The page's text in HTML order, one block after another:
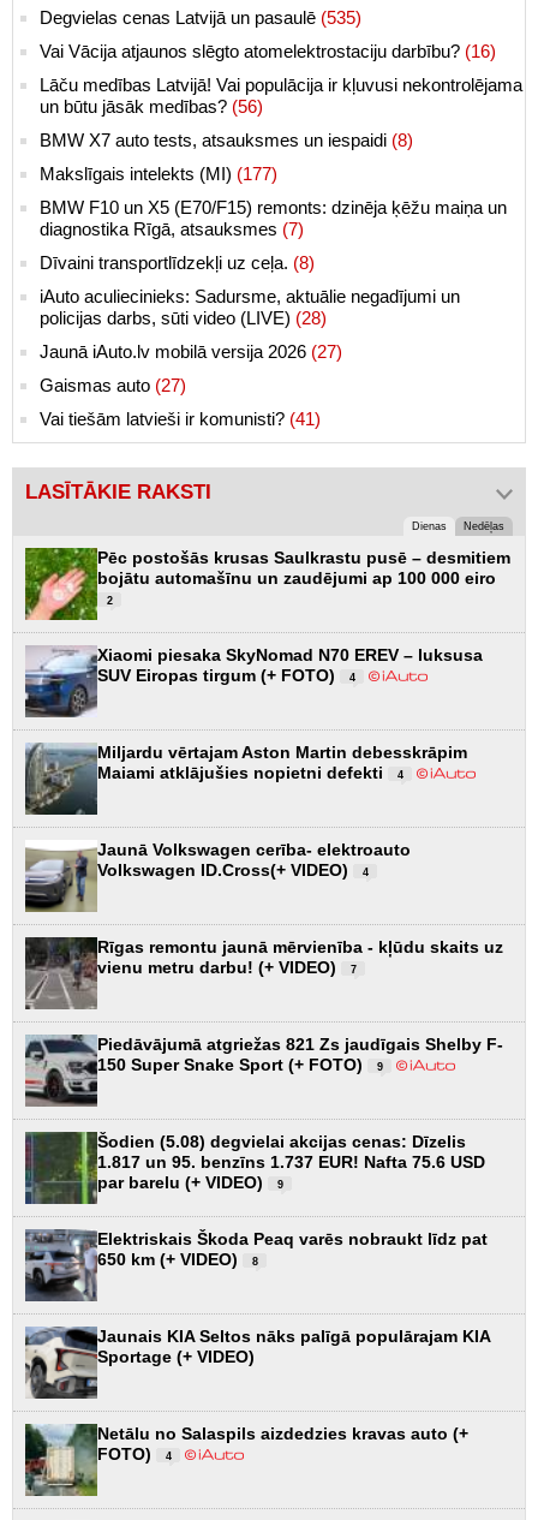
Degvielas cenas Latvijā un pasaulē (535)
Vai Vācija atjaunos slēgto atomelektrostaciju darbību? (16)
Lāču medības Latvijā! Vai populācija ir kļuvusi nekontrolējama
un būtu jāsāk medības? (56)
BMW X7 auto tests, atsauksmes un iespaidi (8)
Makslīgais intelekts (MI) (177)
BMW F10 un X5 (E70/F15) remonts: dzinēja ķēžu maiņa un
diagnostika Rīgā, atsauksmes (7)
Dīvaini transportlīdzekļi uz ceļa. (8)
iAuto aculiecinieks: Sadursme, aktuālie negadījumi un
policijas darbs, sūti video (LIVE) (28)
Jaunā iAuto.lv mobilā versija 2026 (27)
Gaismas auto (27)
Vai tiešām latvieši ir komunisti? (41)
LASĪTĀKIE RAKSTI
Dienas Nedēļas
Pēc postošās krusas Saulkrastu pusē – desmitiem
bojātu automašīnu un zaudējumi ap 100 000 eiro
2
Xiaomi piesaka SkyNomad N70 EREV – luksusa
SUV Eiropas tirgum (+ FOTO)
4
Miljardu vērtajam Aston Martin debesskrāpim
Maiami atklājušies nopietni defekti
4
Jaunā Volkswagen cerība- elektroauto
Volkswagen ID.Cross(+ VIDEO)
4
Rīgas remontu jaunā mērvienība - kļūdu skaits uz
vienu metru darbu! (+ VIDEO)
7
Piedāvājumā atgriežas 821 Zs jaudīgais Shelby F-
150 Super Snake Sport (+ FOTO)
9
Šodien (5.08) degvielai akcijas cenas: Dīzelis
1.817 un 95. benzīns 1.737 EUR! Nafta 75.6 USD
par barelu (+ VIDEO)
9
Elektriskais Škoda Peaq varēs nobraukt līdz pat
650 km (+ VIDEO)
8
Jaunais KIA Seltos nāks palīgā populārajam KIA
Sportage (+ VIDEO)
Netālu no Salaspils aizdedzies kravas auto (+
FOTO)
4